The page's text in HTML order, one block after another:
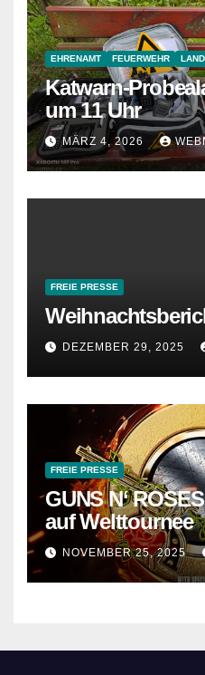
EHRENAMT FEUERWEHR
Katwarn-
um 11 Uhr
MÄRZ 4, 2026
FREIE PRESSE
DEZEMBER 29, 2025
FREIE PRESSE
GUNS N‘
auf Welttournee
NOVEMBER 25, 2025